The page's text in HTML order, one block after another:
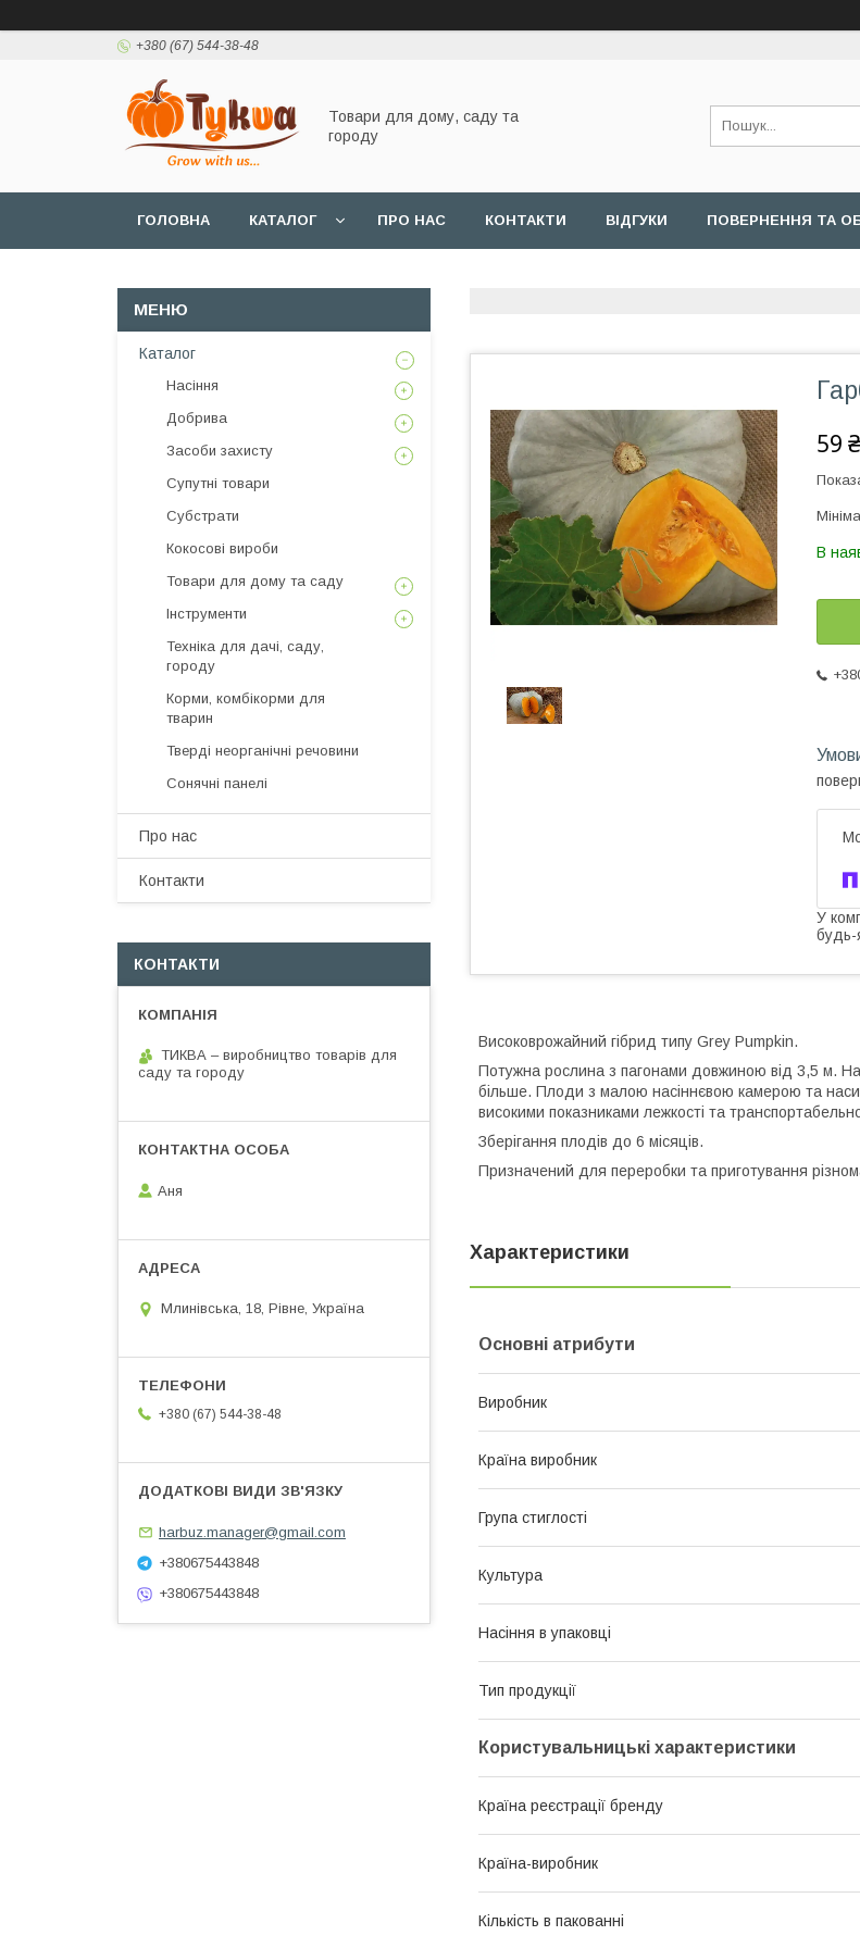
+380 (67) 544-38-48
Товари для дому, саду та
городу
ГОЛОВНА КАТАЛОГ ПРО НАС КОНТАКТИ ВІДГУКИ ПОВЕРНЕННЯ ТА
59
В
У
будь-
Високоврожайний гібрид типу Grey Pumpkin.
Потужна рослина з пагонами довжиною від 3,5 м.
більше. Плоди з малою насіннєвою камерою та
високими показниками лежкості та
Зберігання плодів до 6 місяців.
Призначений для переробки та приготування
Характеристики
Основні атрибути
Виробник
Країна виробник
Група стиглості
Культура
Насіння в упаковці
Тип продукції
Користувальницькі характеристики
Країна реєстрації бренду
Країна-виробник
Кількість в пакованні
Каталог
Насіння
Добрива
Засоби захисту
Супутні товари
Субстрати
Кокосові вироби
Товари для дому та саду
Інструменти
Техніка для дачі, саду,
городу
Корми, комбікорми для
тварин
Тверді неорганічні речовини
Сонячні панелі
Про нас
Контакти
КОНТАКТИ
ТИКВА – виробництво товарів для
саду та городу
Аня
Млинівська, 18, Рівне, Україна
+380 (67) 544-38-48
harbuz.manager@gmail.com
+380675443848
+380675443848